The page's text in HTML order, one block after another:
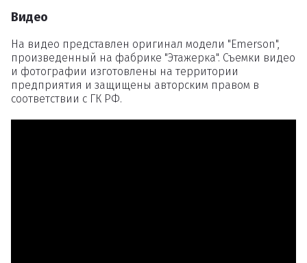
Видео
На видео представлен оригинал модели "Emerson",
произведенный на фабрике "Этажерка". Съемки видео
и фотографии изготовлены на территории
предприятия и защищены авторским правом в
соответствии с ГК РФ.